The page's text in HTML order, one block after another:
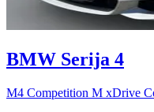
BMW Serija 4
M4 Competition M xDrive